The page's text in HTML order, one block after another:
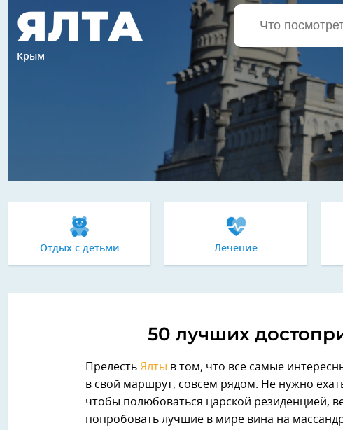
ЯЛТА
Крым
Отдых с детьми Лечение
50 лучших
Прелесть Ялты в том, что все самые
в свой маршрут, совсем рядом. Не нужно
чтобы полюбоваться царской резиденцией,
попробовать лучшие в мире вина на